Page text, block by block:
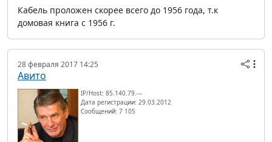
Кабель проложен скорее всего до 1956 года, т.к
домовая книга с 1956 г.
28 февраля 2017 14:25
Авито
IP/Host: 85.140.79.---
Дата регистрации: 29.03.2012
Сообщений: 7 105